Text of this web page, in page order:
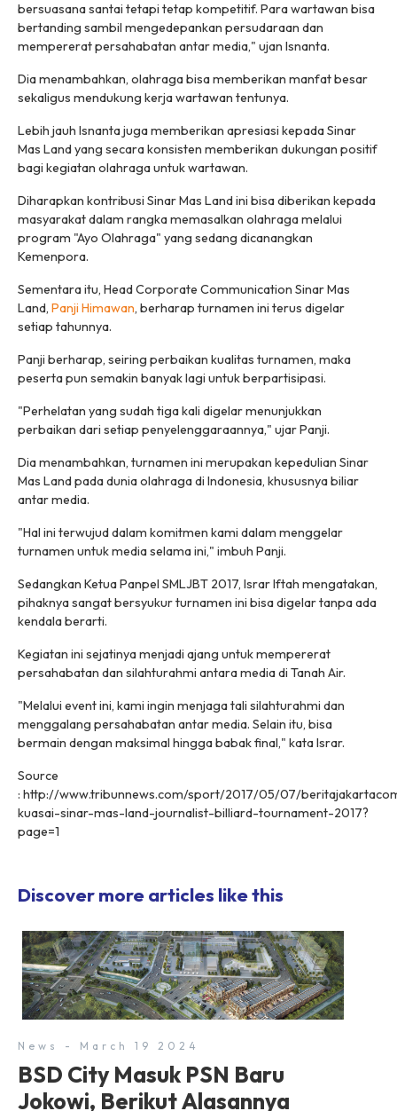
bersuasana santai tetapi tetap kompetitif. Para wartawan bisa
bertanding sambil mengedepankan persudaraan dan
mempererat persahabatan antar media," ujan Isnanta.
Dia menambahkan, olahraga bisa memberikan manfat besar
sekaligus mendukung kerja wartawan tentunya.
Lebih jauh Isnanta juga memberikan apresiasi kepada Sinar
Mas Land yang secara konsisten memberikan dukungan positif
bagi kegiatan olahraga untuk wartawan.
Diharapkan kontribusi Sinar Mas Land ini bisa diberikan kepada
masyarakat dalam rangka memasalkan olahraga melalui
program "Ayo Olahraga" yang sedang dicanangkan
Kemenpora.
Sementara itu, Head Corporate Communication Sinar Mas
Land, Panji Himawan, berharap turnamen ini terus digelar
setiap tahunnya.
Panji berharap, seiring perbaikan kualitas turnamen, maka
peserta pun semakin banyak lagi untuk berpartisipasi.
"Perhelatan yang sudah tiga kali digelar menunjukkan
perbaikan dari setiap penyelenggaraannya," ujar Panji.
Dia menambahkan, turnamen ini merupakan kepedulian Sinar
Mas Land pada dunia olahraga di Indonesia, khususnya biliar
antar media.
"Hal ini terwujud dalam komitmen kami dalam menggelar
turnamen untuk media selama ini," imbuh Panji.
Sedangkan Ketua Panpel SMLJBT 2017, Israr Iftah mengatakan,
pihaknya sangat bersyukur turnamen ini bisa digelar tanpa ada
kendala berarti.
Kegiatan ini sejatinya menjadi ajang untuk mempererat
persahabatan dan silahturahmi antara media di Tanah Air.
"Melalui event ini, kami ingin menjaga tali silahturahmi dan
menggalang persahabatan antar media. Selain itu, bisa
bermain dengan maksimal hingga babak final," kata Israr.
Source
: http://www.tribunnews.com/sport/2017/05/07/
kuasai-sinar-mas-land-journalist-billiard-tournament-2017?
page=1
Discover more articles like this
News - March 19 2024
BSD City Masuk PSN Baru
Jokowi, Berikut Alasannya